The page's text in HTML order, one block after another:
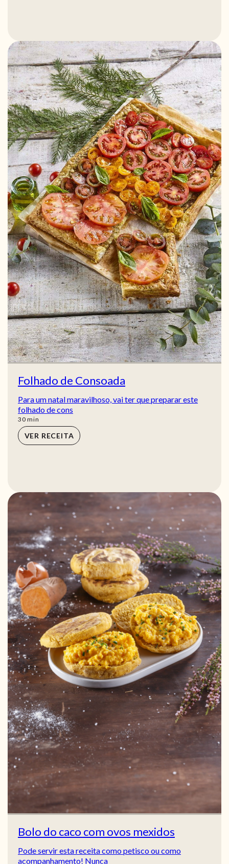
Folhado de Consoada
Para um natal maravilhoso, vai ter que preparar este
folhado de cons
30min
min
VER RECEITA
Bolo do caco com ovos mexidos
Pode servir esta receita como petisco ou como
acompanhamento! Nunca